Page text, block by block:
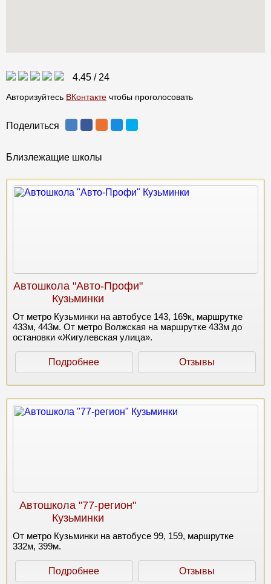
4.45 / 24
Авторизуйтесь ВКонтакте чтобы проголосовать
Поделиться
Близлежащие школы
Автошкола "Авто-Профи"
Кузьминки
От метро Кузьминки на автобусе 143, 169к, маршрутке
433м, 443м. От метро Волжская на маршрутке 433м до
остановки «Жигулевская улица».
Подробнее Отзывы
Автошкола "77-регион"
Кузьминки
От метро Кузьминки на автобусе 99, 159, маршрутке
332м, 399м.
Подробнее Отзывы